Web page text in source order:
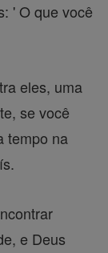
' O que você
eles, uma
se você
tempo na
e Deus